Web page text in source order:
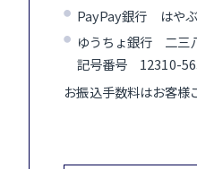
PayPay銀行 はや
ゆうちょ銀行 二三
記号番号 12310-
お振込手数料はお客様